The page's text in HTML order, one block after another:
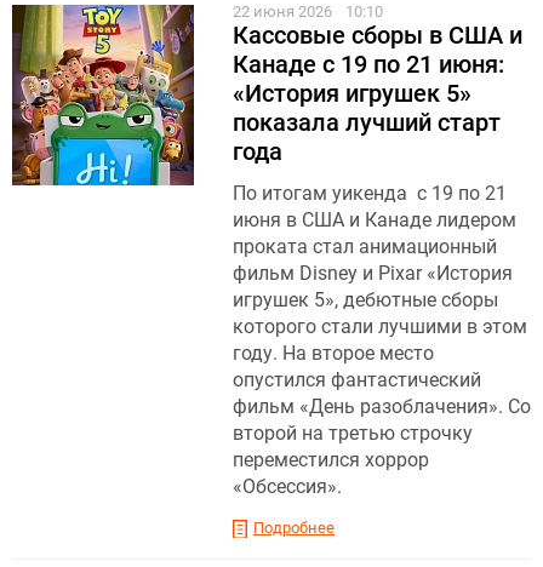
22 июня 2026 10:10
Кассовые сборы в США и
Канаде с 19 по 21 июня:
«История игрушек 5»
показала лучший старт
года
По итогам уикенда с 19 по 21
июня в США и Канаде лидером
проката стал анимационный
фильм Disney и Pixar «История
игрушек 5», дебютные сборы
которого стали лучшими в этом
году. На второе место
опустился фантастический
фильм «День разоблачения». Со
второй на третью строчку
переместился хоррор
«Обсессия».
Подробнее